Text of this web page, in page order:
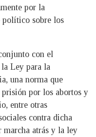
por la
político sobre los
con el
Ley para la
una norma que
prisión por los abortos y
entre otras
contra dicha
marcha atrás y la ley